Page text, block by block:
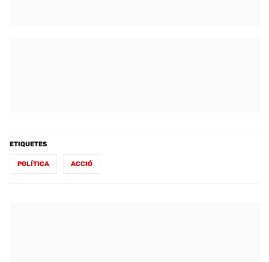
ETIQUETES
POLÍTICA ACCIÓ